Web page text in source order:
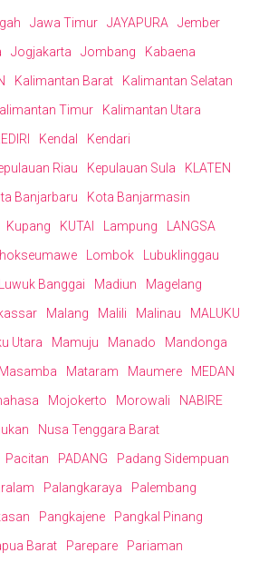
Jawa Timur JAYAPURA
Jember
Jogjakarta Jombang
Kabaena
Kalimantan Barat
Kalimantan Selatan
Timur
Kalimantan Utara
Kendal
Kendari
Riau Kepulauan Sula
KLATEN
Banjarbaru
Kota Banjarmasin
Kupang KUTAI Lampung
LANGSA
Lhokseumawe Lombok
Lubuklinggau
Luwuk Banggai Madiun
Magelang
Malang Malili Malinau
MALUKU
Utara Mamuju Manado
Mandonga
Masamba Mataram Maumere
MEDAN
Mojokerto Morowali
NABIRE
Nusa Tenggara Barat
Pacitan PADANG
Padang Sidempuan
Palangkaraya
Palembang
Pangkajene
Pangkal Pinang
Barat Parepare
Pariaman